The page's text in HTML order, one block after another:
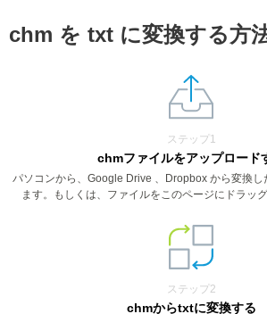
chm を txt に変換する方
ステップ1
chmファイルをアップロード
パソコンから、Google Drive 、Dropbox から変換し
ます。もしくは、ファイルをこのページにドラッ
ステップ2
chmからtxtに変換する